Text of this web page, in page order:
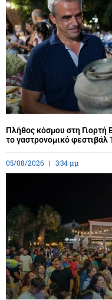
Πλήθος κόσμου στη Γιορτή
το γαστρονομικό φεστιβάλ
05/08/2026 3:34 μμ